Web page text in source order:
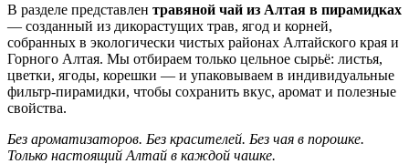
В разделе представлен травяной чай из Алтая в пирамидках
— созданный из дикорастущих трав, ягод и корней,
собранных в экологически чистых районах Алтайского края и
Горного Алтая. Мы отбираем только цельное сырьё: листья,
цветки, ягоды, корешки — и упаковываем в индивидуальные
фильтр-пирамидки, чтобы сохранить вкус, аромат и полезные
свойства.
Без ароматизаторов. Без красителей. Без чая в порошке.
Только настоящий Алтай в каждой чашке.